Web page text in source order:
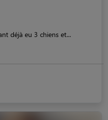
déjà eu 3 chiens et...